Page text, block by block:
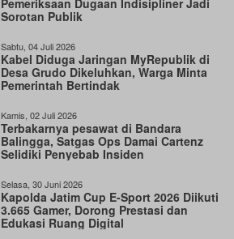
Sorotan Publik
Sabtu, 04 Juli 2026
Kabel Diduga Jaringan MyRepublik di
Desa Grudo Dikeluhkan, Warga Minta
Pemerintah Bertindak
Kamis, 02 Juli 2026
Terbakarnya pesawat di Bandara
Balingga, Satgas Ops Damai Cartenz
Selidiki Penyebab Insiden
Selasa, 30 Juni 2026
Kapolda Jatim Cup E-Sport 2026 Diikuti
3.665 Gamer, Dorong Prestasi dan
Edukasi Ruang Digital